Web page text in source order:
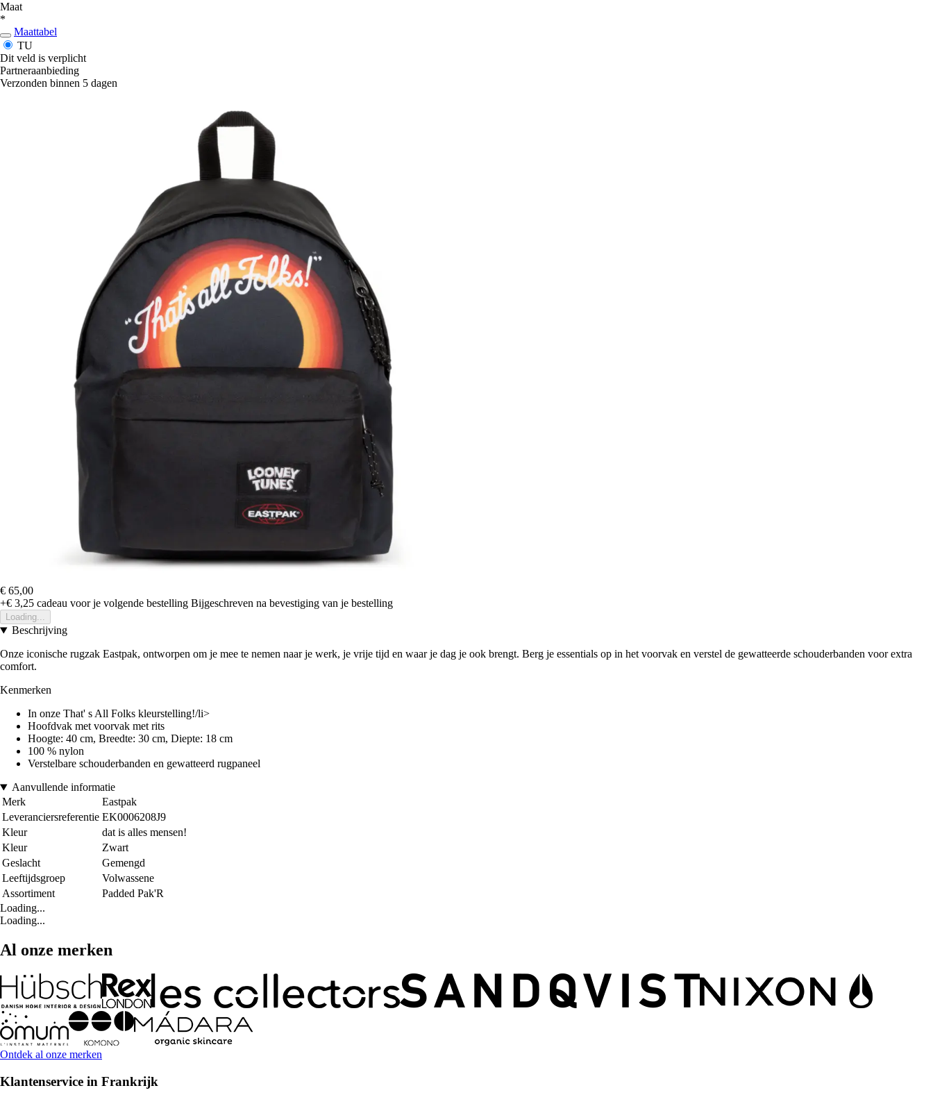
Maat
*
Maattabel
TU
Dit veld is verplicht
Partneraanbieding
Verzonden binnen 5 dagen
€ 65,00
+€ 3,25 cadeau voor je volgende bestelling Bijgeschreven na bevestiging van je bestelling
Loading...
Beschrijving
Onze iconische rugzak Eastpak, ontworpen om je mee te nemen naar je werk, je vrije tijd en waar je dag je ook brengt. Berg je essentials op in het voorvak en verstel de gewatteerde schouderbanden voor extra
comfort.
Kenmerken
In onze That' s All Folks kleurstelling!/li>
Hoofdvak met voorvak met rits
Hoogte: 40 cm, Breedte: 30 cm, Diepte: 18 cm
100 % nylon
Verstelbare schouderbanden en gewatteerd rugpaneel
Aanvullende informatie
Merk
Eastpak
Leveranciersreferentie EK0006208J9
Kleur
dat is alles mensen!
Kleur
Zwart
Geslacht
Gemengd
Leeftijdsgroep
Volwassene
Assortiment
Padded Pak'R
Loading...
Loading...
Al onze merken
Ontdek al onze merken
Klantenservice in Frankrijk